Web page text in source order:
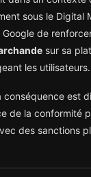
sous le Digital
Google de
sur sa
les utilisateurs.
conséquence est
de la conformité
des sanctions